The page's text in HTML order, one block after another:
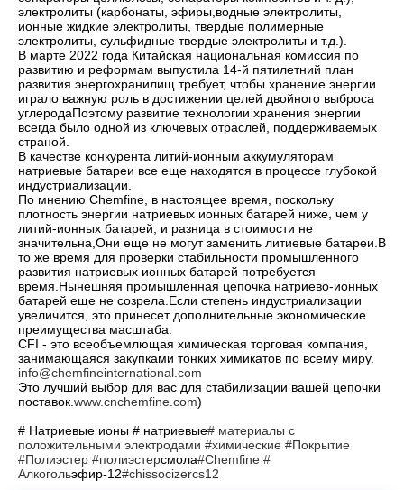
электролиты (карбонаты, эфиры,водные электролиты,
ионные жидкие электролиты, твердые полимерные
электролиты, сульфидные твердые электролиты и т.д.).
В марте 2022 года Китайская национальная комиссия по
развитию и реформам выпустила 14-й пятилетний план
развития энергохранилищ.требует, чтобы хранение энергии
играло важную роль в достижении целей двойного выброса
углеродаПоэтому развитие технологии хранения энергии
всегда было одной из ключевых отраслей, поддерживаемых
страной.
В качестве конкурента литий-ионным аккумуляторам
натриевые батареи все еще находятся в процессе глубокой
индустриализации.
По мнению Chemfine, в настоящее время, поскольку
плотность энергии натриевых ионных батарей ниже, чем у
литий-ионных батарей, и разница в стоимости не
значительна,Они еще не могут заменить литиевые батареи.В
то же время для проверки стабильности промышленного
развития натриевых ионных батарей потребуется
время.Нынешняя промышленная цепочка натриево-ионных
батарей еще не созрела.Если степень индустриализации
увеличится, это принесет дополнительные экономические
преимущества масштаба.
CFI - это всеобъемлющая химическая торговая компания,
занимающаяся закупками тонких химикатов по всему миру.
info@chemfineinternational.com
Это лучший выбор для вас для стабилизации вашей цепочки
поставок. www.cnchemfine.com)
# Натриевые ионы # натриевые# материалы с
положительными электродами #химические #Покрытие
#Полиэстер #полиэстерсмола#Chemfine #
Алкогольэфир-12#chissocizercs12